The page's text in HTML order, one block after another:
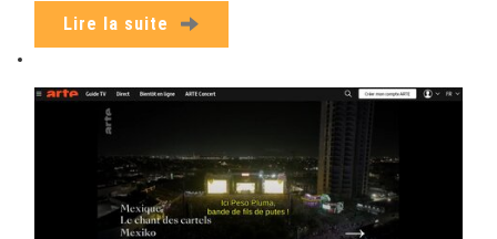
Lire la suite